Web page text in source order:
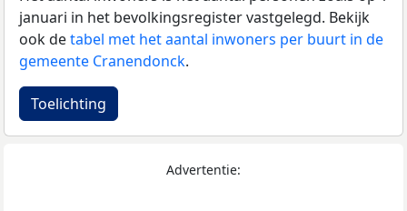
januari in het bevolkingsregister vastgelegd. Bekijk
ook detabel met het aantal inwoners per buurt in de
gemeente Cranendonck.
Toelichting
Advertentie: